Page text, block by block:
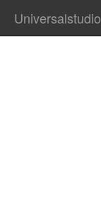
Universalstudio